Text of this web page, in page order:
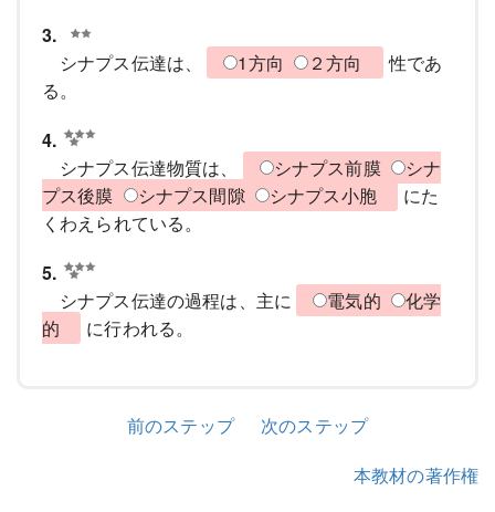
3.
シナプス伝達は、
1方向 ２方向
性であ
る。
4.
シナプス伝達物質は、
シナプス前膜
シナ
プス後膜
シナプス間隙 シナプス小胞
にた
くわえられている。
5.
シナプス伝達の過程は、主に
電気的
化学
的
に行われる。
前のステップ
次のステップ
本教材の著作権